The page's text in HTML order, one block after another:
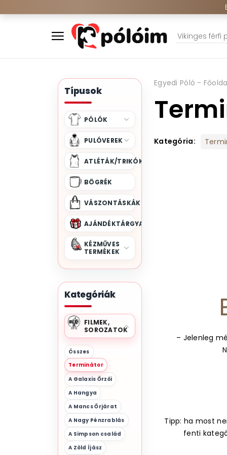
Típusok
PÓLÓK
PULÓVEREK
ATLÉTÁK/TRIKÓK
BÖGRÉK
VÁSZONTÁSKÁK
AJÁNDÉKTÁRGYAK
KÉZMŰVES
TERMÉKEK
Kategóriák
FILMEK,
SOROZATOK
Összes
Terminátor
A Galaxis Őrzői
A Hangya
A Mancs Őrjárat
A Nagy Pénzrablás
A Simpson család
A Zöld Íjász
Egyedi Póló -
Kategória:
– Jelenleg
Tipp: ha most
fenti